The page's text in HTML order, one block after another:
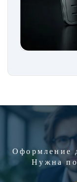
Оформление
Нужна